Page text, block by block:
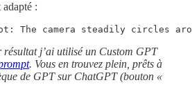
:
The camera steadily circles
j’ai utilisé un Custom GPT
. Vous en trouvez plein, prêts à
de GPT sur ChatGPT (bouton «